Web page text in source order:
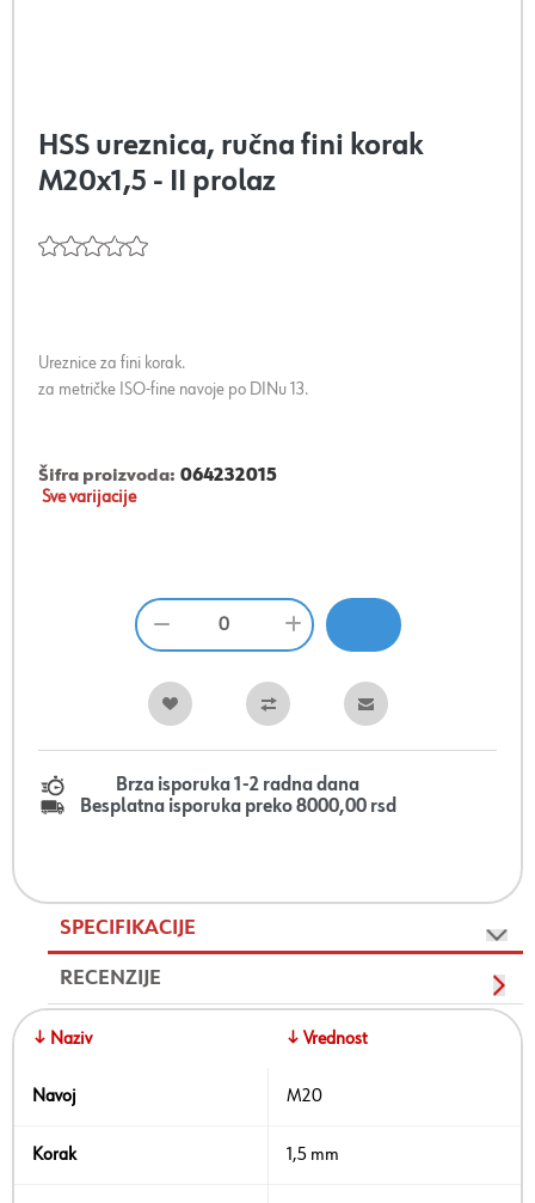
HSS ureznica, ručna fini korak
M20x1,5 - II prolaz
Ureznice za fini korak.
za metričke ISO-fine navoje po DINu 13.
Šifra proizvoda: 064232015
Sve varijacije
Brza isporuka 1-2 radna dana
Besplatna isporuka preko 8000,00 rsd
SPECIFIKACIJE
RECENZIJE
↓ Naziv ↓ Vrednost
Navoj M20
Korak 1,5 mm